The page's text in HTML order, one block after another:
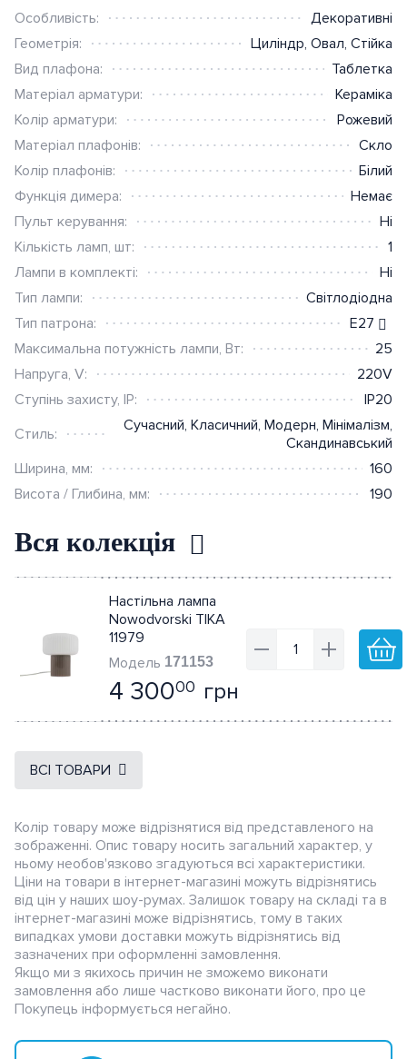
Вся колекція
Настільна лампа
Nowodvorski TIKA
11979
171153
4 30000 грн
ВСІ ТОВАРИ
Особливість:
Декоративні
Геометрія:
Циліндр, Овал, Стійка
Вид плафона:
Таблетка
Матеріал арматури:
Кераміка
Колір арматури:
Рожевий
Матеріал плафонів:
Скло
Колір плафонів:
Білий
Функція димера:
Немає
Пульт керування:
Ні
Кількість ламп, шт:
1
Лампи в комплекті:
Ні
Тип лампи:
Світлодіодна
Тип патрона:
E27
Максимальна потужність лампи, Вт:
25
Напруга, V:
220V
Ступінь захисту, IP:
IP20
Стиль:
Сучасний, Класичний, Модерн, Мінімалізм,
Скандинавський
Ширина, мм:
160
Висота / Глибина, мм:
190
Колір товару може відрізнятися від представленого на
зображенні. Опис товару носить загальний характер, у
ньому необов'язково згадуються всі характеристики.
Ціни на товари в інтернет-магазині можуть відрізнятись
від цін у наших шоу-румах. Залишок товару на складі та в
інтернет-магазині може відрізнятись, тому в таких
випадках умови доставки можуть відрізнятись від
зазначених при оформленні замовлення.
Якщо ми з якихось причин не зможемо виконати
замовлення або лише частково виконати його, про це
Покупець інформується негайно.
Розумна інсталяція Ajax
Датчики